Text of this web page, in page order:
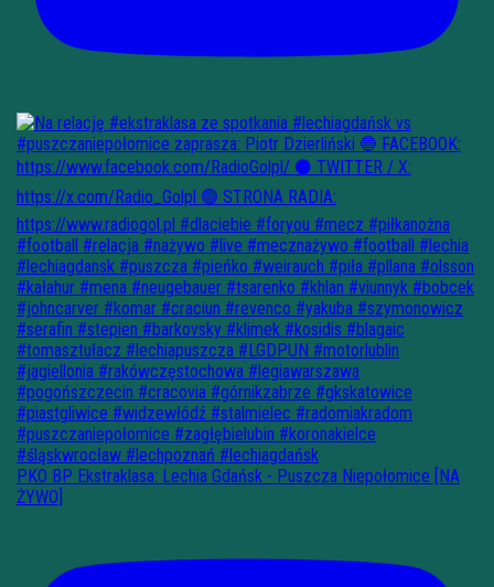
PKO BP Ekstraklasa: Lechia Gdańsk - Puszcza Niepołomice [NA
ŻYWO]